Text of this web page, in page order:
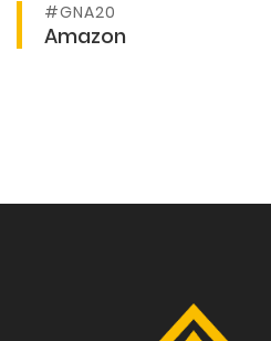
#GNA20
Amazon